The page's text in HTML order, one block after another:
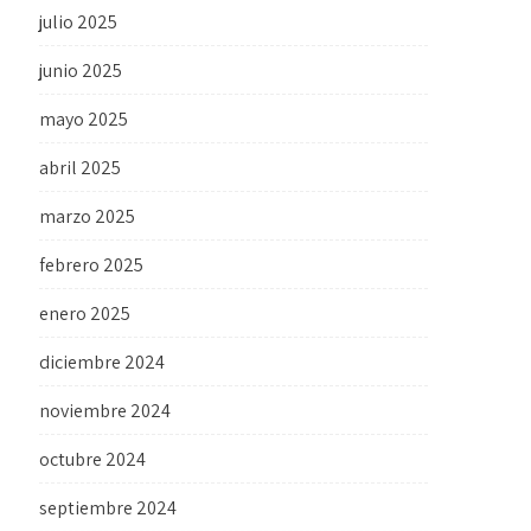
julio 2025
junio 2025
mayo 2025
abril 2025
marzo 2025
febrero 2025
enero 2025
diciembre 2024
noviembre 2024
octubre 2024
septiembre 2024